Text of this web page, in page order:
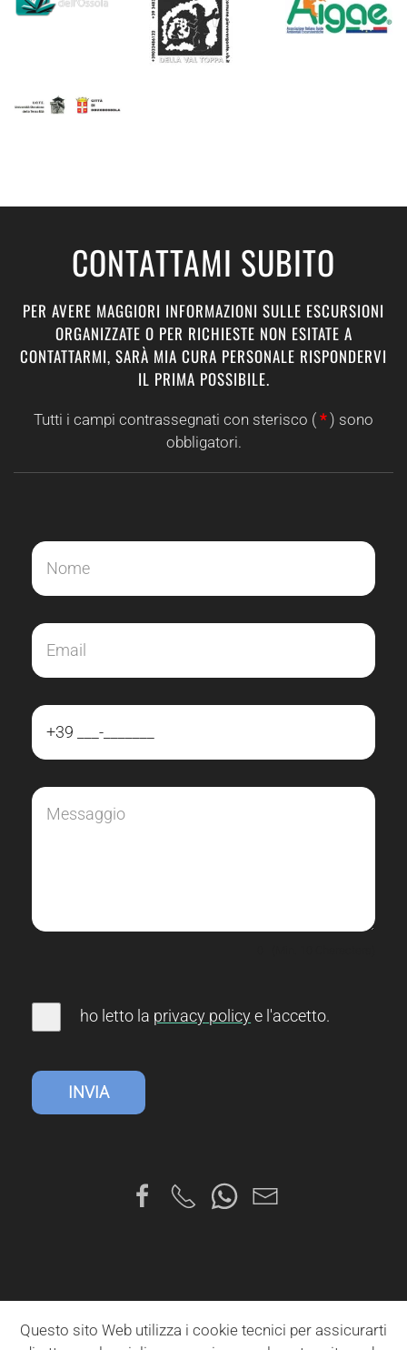
CONTATTAMI SUBITO
PER AVERE MAGGIORI INFORMAZIONI SULLE ESCURSIONI
ORGANIZZATE O PER RICHIESTE NON ESITATE A
CONTATTARMI, SARÀ MIA CURA PERSONALE RISPONDERVI
IL PRIMA POSSIBILE.
Tutti i campi contrassegnati con sterisco ( *) sono
obbligatori.
ho letto la privacy policye l'accetto.
INVIA
Questo sito Web utilizza i cookie tecnici per assicurarti